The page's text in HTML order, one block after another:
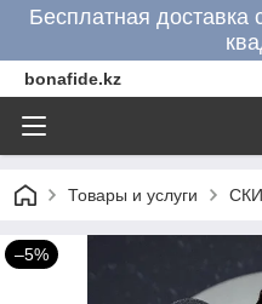
Бесплатная
bonafide.kz
Товары и услуги
–5%